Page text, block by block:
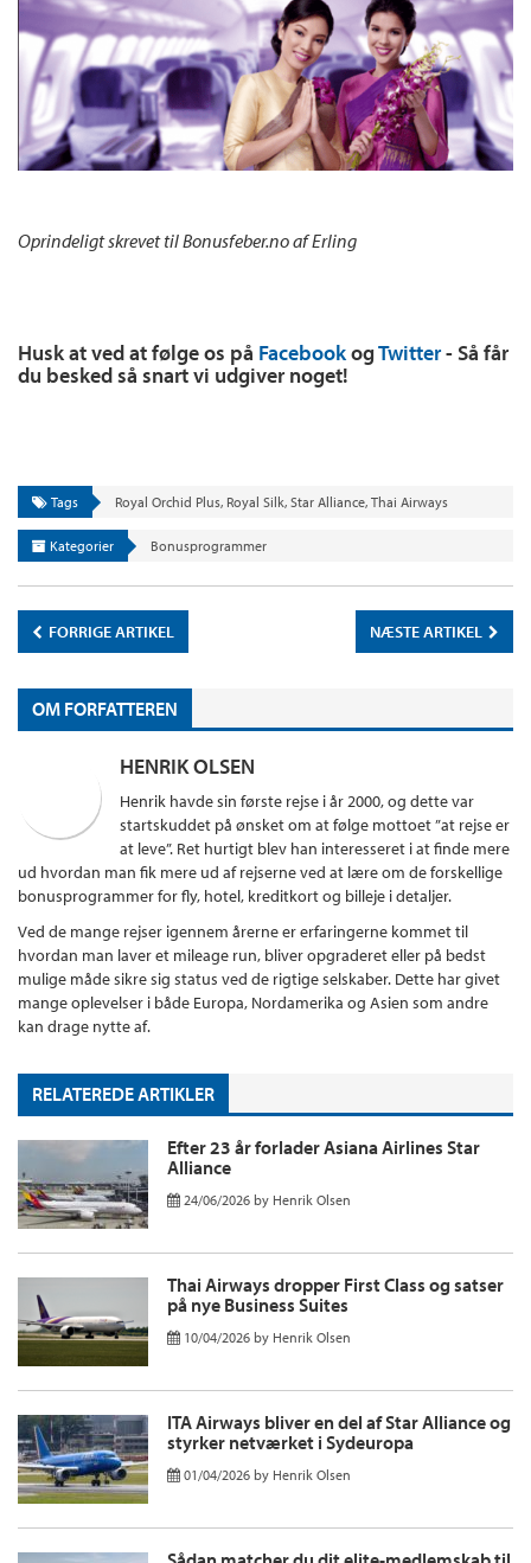
Oprindeligt skrevet til Bonusfeber.no af Erling
Husk at ved at følge os på FacebookogTwitter- Så får
du besked så snart vi udgiver noget!
Tags Royal Orchid Plus, Royal Silk, Star Alliance, Thai Airways
Kategorier Bonusprogrammer
FORRIGE ARTIKEL NÆSTE ARTIKEL
OM FORFATTEREN
HENRIK OLSEN
Henrik havde sin første rejse i år 2000, og dette var
startskuddet på ønsket om at følge mottoet ”at rejse er
at leve”. Ret hurtigt blev han interesseret i at finde mere
ud hvordan man fik mere ud af rejserne ved at lære om de forskellige
bonusprogrammer for fly, hotel, kreditkort og billeje i detaljer.
Ved de mange rejser igennem årerne er erfaringerne kommet til
hvordan man laver et mileage run, bliver opgraderet eller på bedst
mulige måde sikre sig status ved de rigtige selskaber. Dette har givet
mange oplevelser i både Europa, Nordamerika og Asien som andre
kan drage nytte af.
RELATEREDE ARTIKLER
Efter 23 år forlader Asiana Airlines Star
Alliance
24/06/2026 by Henrik Olsen
Thai Airways dropper First Class og satser
på nye Business Suites
10/04/2026 by Henrik Olsen
ITA Airways bliver en del af Star Alliance og
styrker netværket i Sydeuropa
01/04/2026 by Henrik Olsen